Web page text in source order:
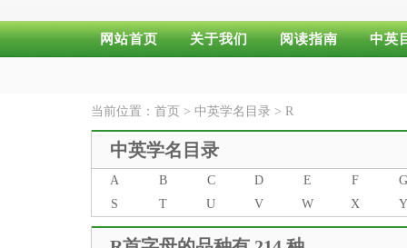
网站首页 关于我们 阅读指南 中英
当前位置： 首页 > 中英学名目录 > R
中英学名目录
A B C D E F
G
S
T U V W X Y